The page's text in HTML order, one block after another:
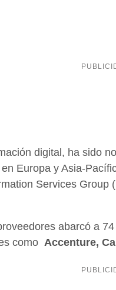
digital, ha sido
Europa y Asia-
Services
abarcó a
como Accenture,